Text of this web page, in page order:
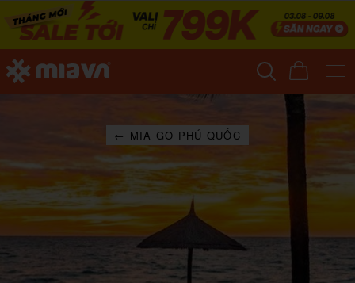
← MIA GO PHÚ QUỐC